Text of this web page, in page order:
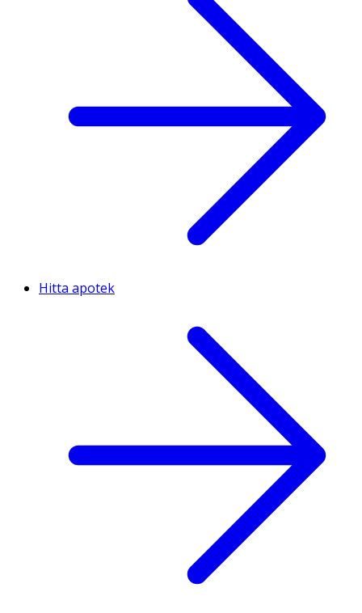
Hitta apotek